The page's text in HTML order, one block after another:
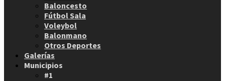
Baloncesto
Fútbol Sala
Voleybol
Balonmano
Otros Deportes
Galerías
Municipios
#1